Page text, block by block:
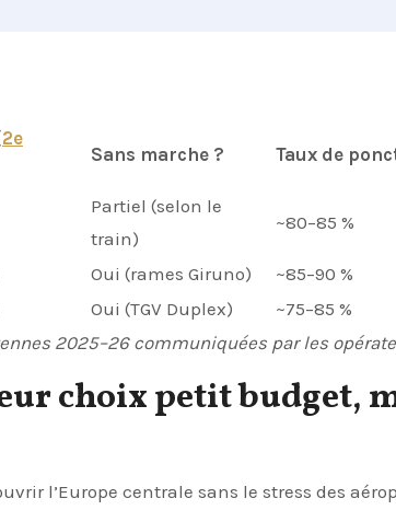
2e
Sans marche ? Taux de
Partiel (selon le
train)
~80–85 %
Oui (rames Giruno)
~85–90 %
Oui (TGV Duplex)
~75–85 %
2025–26 communiquées par les
choix petit budget,
l’Europe centrale sans le stress des